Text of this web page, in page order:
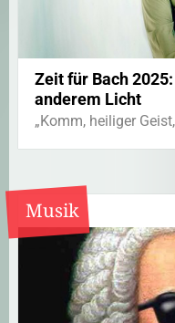
Zeit für Bach
anderem Licht
„Komm, heiliger
Musik